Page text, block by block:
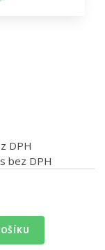
DPH
bez DPH